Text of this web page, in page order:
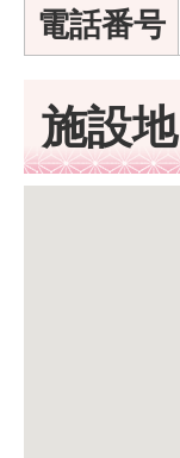
電話番号
施設